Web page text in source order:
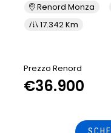
Renord Monza
17.342 Km
Prezzo Renord
€36.900